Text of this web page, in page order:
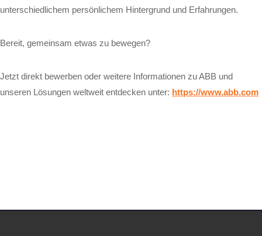
unterschiedlichem persönlichem Hintergrund und Erfahrungen.
Bereit, gemeinsam etwas zu bewegen?
Jetzt direkt bewerben oder weitere Informationen zu ABB und
unseren Lösungen weltweit entdecken unter: https://www.abb.com